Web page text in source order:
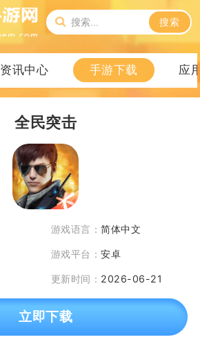
搜索
资讯中心 手游下载 应
全民突击
游戏语言： 简体中文
游戏平台： 安卓
更新时间： 2026-06-21
立即下载